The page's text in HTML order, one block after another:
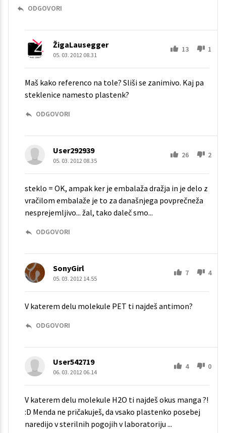
ODGOVORI
ŽigaLausegger
05. 03. 2012 08.31
13 1
Maš kako referenco na tole? Sliši se zanimivo. Kaj pa
steklenice namesto plastenk?
ODGOVORI
User292939
05. 03. 2012 08.35
26 2
steklo = OK, ampak ker je embalaža dražja in je delo z
vračilom embalaže je to za današnjega povprečneža
nesprejemljivo... žal, tako daleč smo...
ODGOVORI
SonyGirl
05. 03. 2012 14.55
7 4
V katerem delu molekule PET ti najdeš antimon?
ODGOVORI
User542719
06. 03. 2012 06.14
4 0
V katerem delu molekule H2O ti najdeš okus manga ?!
:D Menda ne pričakuješ, da vsako plastenko posebej
naredijo v sterilnih pogojih v laboratoriju ...